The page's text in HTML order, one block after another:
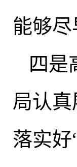
能够
四是
局认
落实好